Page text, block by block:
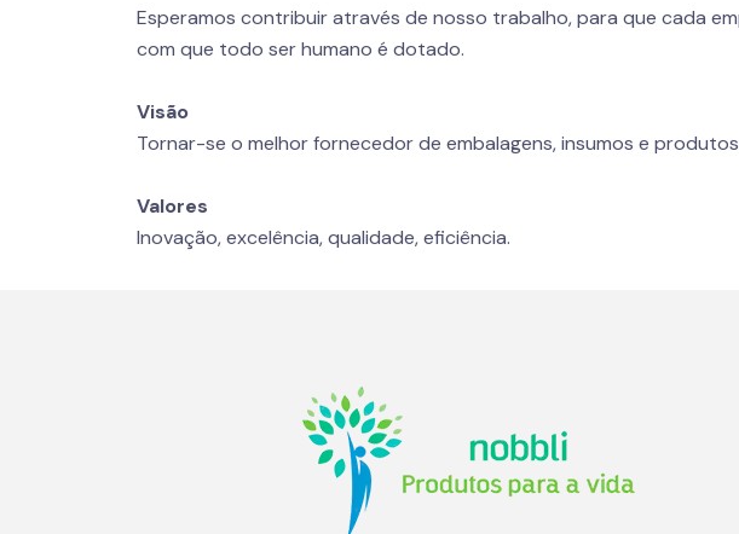
Esperamos contribuir através de nosso trabalho, para que cada
com que todo ser humano é dotado.
Visão
Tornar-se o melhor fornecedor de embalagens, insumos e
Valores
Inovação, excelência, qualidade, eficiência.